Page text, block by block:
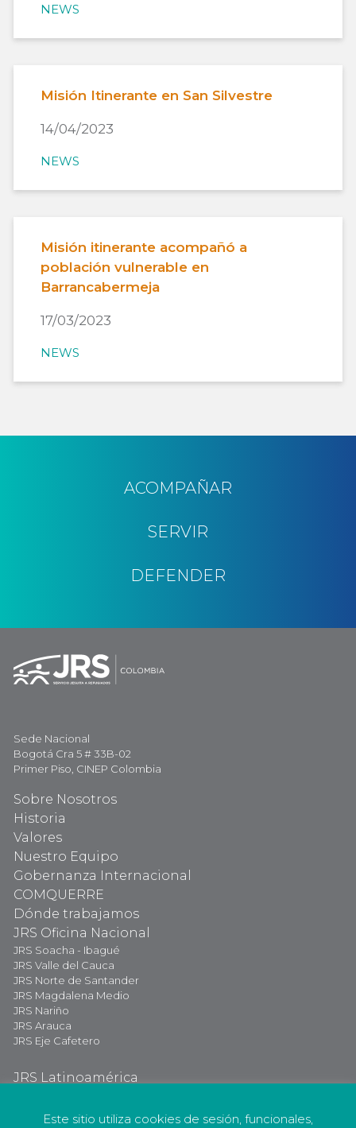
NEWS
Misión Itinerante en San Silvestre
14/04/2023
NEWS
Misión itinerante acompañó a
población vulnerable en
Barrancabermeja
17/03/2023
NEWS
ACOMPAÑAR
SERVIR
DEFENDER
Sede Nacional
Bogotá Cra 5 # 33B-02
Primer Piso, CINEP Colombia
Sobre Nosotros
Historia
Valores
Nuestro Equipo
Gobernanza Internacional
COMQUERRE
Dónde trabajamos
JRS Oficina Nacional
JRS Soacha - Ibagué
JRS Valle del Cauca
JRS Norte de Santander
JRS Magdalena Medio
JRS Nariño
JRS Arauca
JRS Eje Cafetero
JRS Latinoamérica
Dona Ahora
Este sitio utiliza cookies de sesión, funcionales,